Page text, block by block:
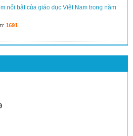
nổi bật của giáo dục Việt Nam trong năm
1691